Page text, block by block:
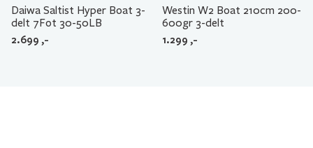
Daiwa Saltist Hyper Boat 3-
delt 7Fot 30-50LB
2.699 ,-
Westin W2 Boat 210cm 200-
600gr 3-delt
1.299 ,-